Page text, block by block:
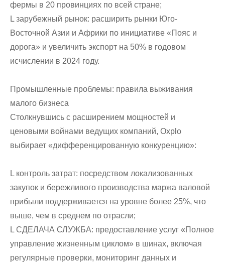
фермы в 20 провинциях по всей стране;
L зарубежный рынок: расширить рынки Юго-
Восточной Азии и Африки по инициативе «Пояс и
дорога» и увеличить экспорт на 50% в годовом
исчислении в 2024 году.
Промышленные проблемы: правила выживания
малого бизнеса
Столкнувшись с расширением мощностей и
ценовыми войнами ведущих компаний, Oxplo
выбирает «дифференцированную конкуренцию»:
L контроль затрат: посредством локализованных
закупок и бережливого производства маржа валовой
прибыли поддерживается на уровне более 25%, что
выше, чем в среднем по отрасли;
L СДЕЛАЧА СЛУЖБА: предоставление услуг «Полное
управление жизненным циклом» в шинах, включая
регулярные проверки, мониторинг данных и